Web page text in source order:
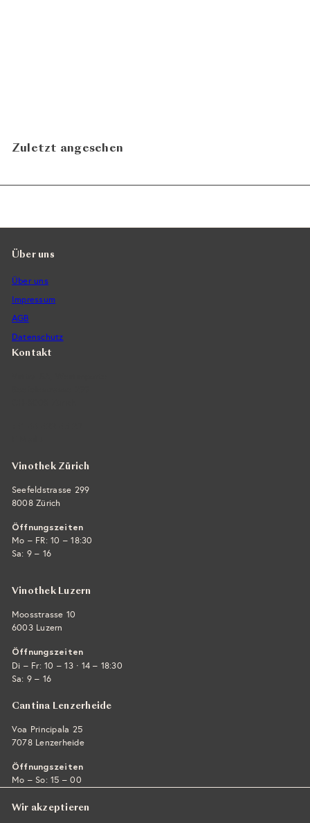
Zuletzt angesehen
Über uns
Über uns
Impressum
AGB
Datenschutz
Kontakt
Vinothek Zürich
Seefeldstrasse 299
8008 Zürich
Öffnungszeiten
Mo – FR: 10 – 18:30
Sa: 9 – 16
Vinothek Luzern
Moosstrasse 10
6003 Luzern
Öffnungszeiten
Di – Fr: 10 – 13 · 14 – 18:30
Sa: 9 – 16
Cantina Lenzerheide
Voa Principala 25
7078 Lenzerheide
Öffnungszeiten
Mo – So: 15 – 00
Wir akzeptieren